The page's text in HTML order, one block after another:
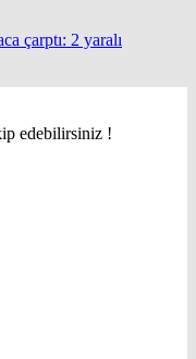
çarptı: 2 yaralı
edebilirsiniz !